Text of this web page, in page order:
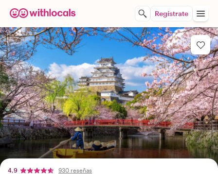
Regístrate
4,9 930 reseñas